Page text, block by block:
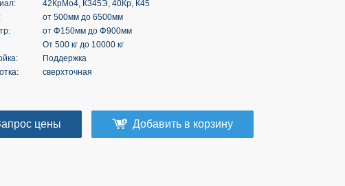
42КрМо4, К345Э, 40Кр, К45
от 500мм до 6500мм
от Φ150мм до Φ900мм
От 500 кг до 10000 кг
Поддержка
сверхточная
цены Добавить в корзину